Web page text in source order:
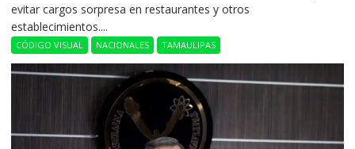
evitar cargos sorpresa en restaurantes y otros
establecimientos....
CÓDIGO VISUAL NACIONALES TAMAULIPAS